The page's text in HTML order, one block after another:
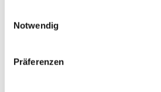
Impressum
Notwendig
Präferenzen